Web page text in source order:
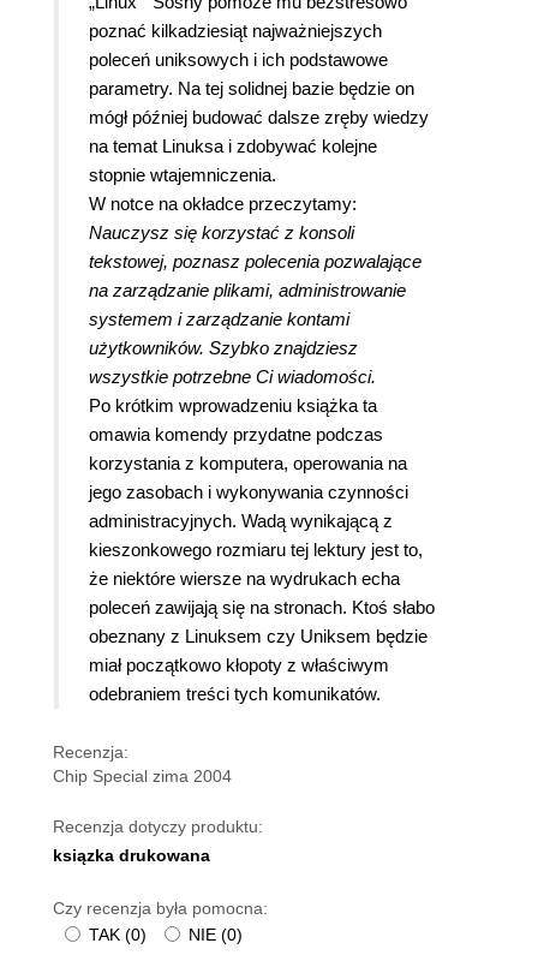
poznać kilkadziesiąt najważniejszych
poleceń uniksowych i ich podstawowe
parametry. Na tej solidnej bazie będzie on
mógł później budować dalsze zręby wiedzy
na temat Linuksa i zdobywać kolejne
stopnie wtajemniczenia.
W notce na okładce przeczytamy:
Nauczysz się korzystać z konsoli
tekstowej, poznasz polecenia pozwalające
na zarządzanie plikami, administrowanie
systemem i zarządzanie kontami
użytkowników. Szybko znajdziesz
wszystkie potrzebne Ci wiadomości.
Po krótkim wprowadzeniu książka ta
omawia komendy przydatne podczas
korzystania z komputera, operowania na
jego zasobach i wykonywania czynności
administracyjnych. Wadą wynikającą z
kieszonkowego rozmiaru tej lektury jest to,
że niektóre wiersze na wydrukach echa
poleceń zawijają się na stronach. Ktoś słabo
obeznany z Linuksem czy Uniksem będzie
miał początkowo kłopoty z właściwym
odebraniem treści tych komunikatów.
Recenzja:
Chip Special zima 2004
Recenzja dotyczy produktu:
ksiązka drukowana
Czy recenzja była pomocna:
TAK (0) NIE (0)